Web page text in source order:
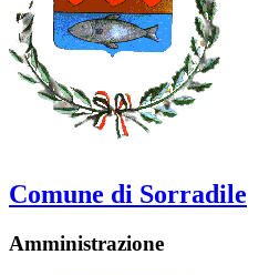
Comune di Sorradile
Amministrazione